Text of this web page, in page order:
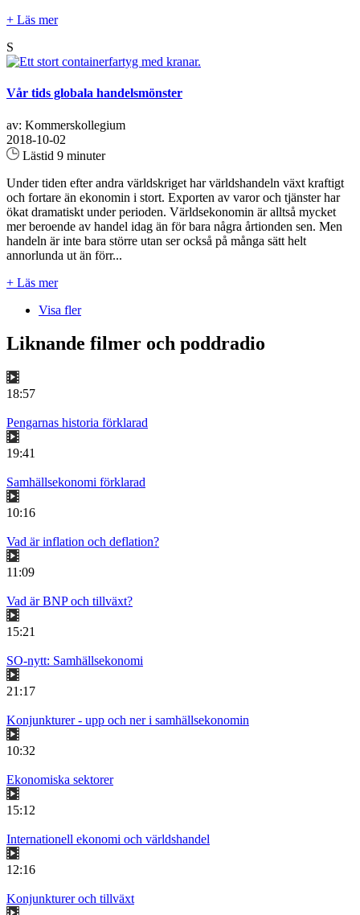
+ Läs mer
S
Vår tids globala handelsmönster
av: Kommerskollegium
2018-10-02
Lästid 9 minuter
Under tiden efter andra världskriget har världshandeln växt kraftigt
och fortare än ekonomin i stort. Exporten av varor och tjänster har
ökat dramatiskt under perioden. Världsekonomin är alltså mycket
mer beroende av handel idag än för bara några årtionden sen. Men
handeln är inte bara större utan ser också på många sätt helt
annorlunda ut än förr...
+ Läs mer
Visa fler
Liknande filmer och poddradio
18:57
Pengarnas historia förklarad
19:41
Samhällsekonomi förklarad
10:16
Vad är inflation och deflation?
11:09
Vad är BNP och tillväxt?
15:21
SO-nytt: Samhällsekonomi
21:17
Konjunkturer - upp och ner i samhällsekonomin
10:32
Ekonomiska sektorer
15:12
Internationell ekonomi och världshandel
12:16
Konjunkturer och tillväxt